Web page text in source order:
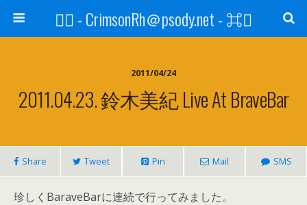
⌘ - CrimsonRh＠psody.net - ⌘
2011/04/24
2011.04.23. 鈴木美紀 Live At BraveBar
Share Tweet Pin Mail SMS
珍しくBaraveBarに連続で行ってみました。